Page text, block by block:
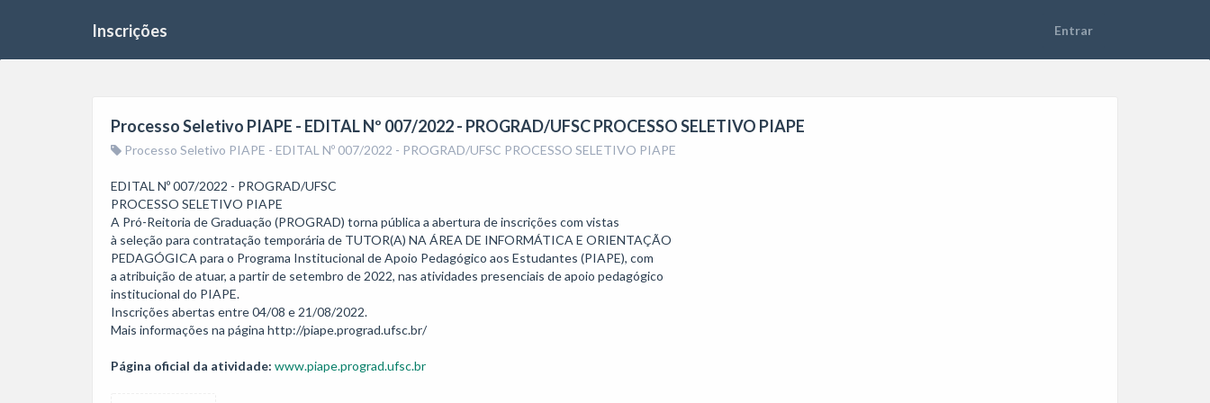
Inscrições
Processo Seletivo PIAPE - EDITAL Nº 007/2022 - PROGRAD/UFSC PROCESSO SELETIVO PIAPE
Processo Seletivo PIAPE - EDITAL Nº 007/2022 - PROGRAD/UFSC PROCESSO SELETIVO PIAPE
EDITAL Nº 007/2022 - PROGRAD/UFSC
PROCESSO SELETIVO PIAPE
A Pró-Reitoria de Graduação (PROGRAD) torna pública a abertura de inscrições com vistas
à seleção para contratação temporária de TUTOR(A) NA ÁREA DE INFORMÁTICA E ORIENTAÇÃO
PEDAGÓGICA para o Programa Institucional de Apoio Pedagógico aos Estudantes (PIAPE), com
a atribuição de atuar, a partir de setembro de 2022, nas atividades presenciais de apoio pedagógico
institucional do PIAPE.
Inscrições abertas entre 04/08 e 21/08/2022.
Página oficial da atividade: www.piape.prograd.ufsc.br